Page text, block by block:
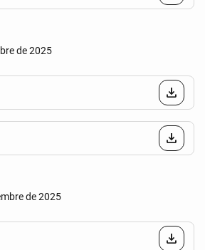
de 2025
de 2025